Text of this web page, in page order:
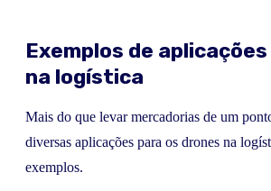
Exemplos de
na logística
Mais do que levar mercadorias de um
diversas aplicações para os drones na
exemplos.